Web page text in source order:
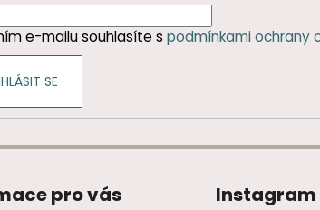
e-mailu souhlasíte s podmínkami ochrany
SE
pro vás Instagram